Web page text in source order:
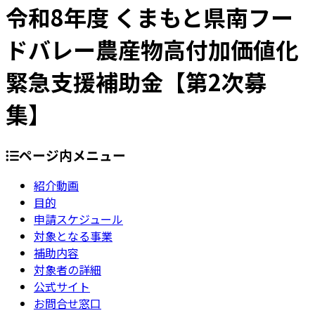
令和8年度 くまもと県南フー
ドバレー農産物高付加価値化
緊急支援補助金【第2次募
集】
ページ内メニュー
紹介動画
目的
申請スケジュール
対象となる事業
補助内容
対象者の詳細
公式サイト
お問合せ窓口